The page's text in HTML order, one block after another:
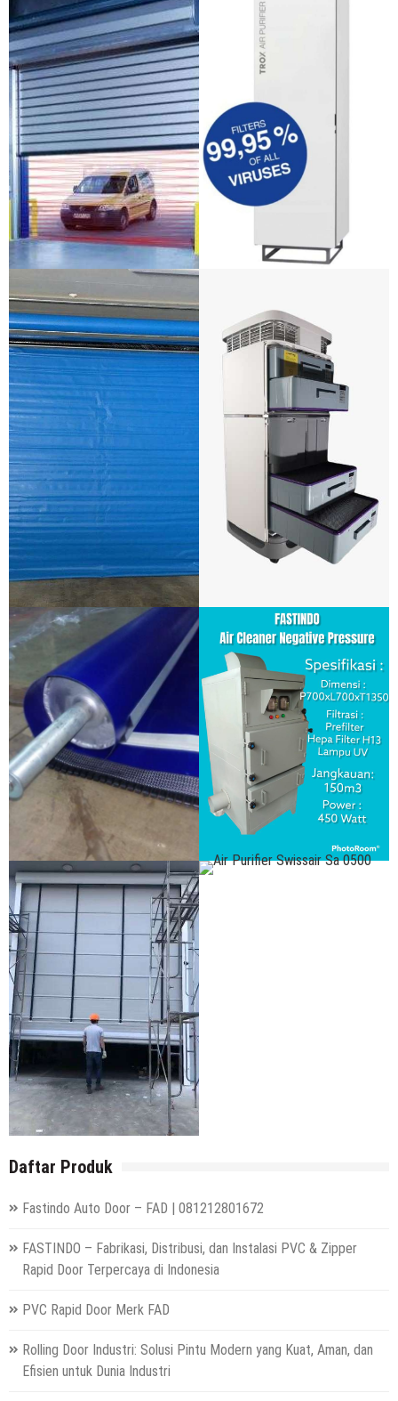
Daftar Produk
Fastindo Auto Door – FAD | 081212801672
FASTINDO – Fabrikasi, Distribusi, dan Instalasi PVC & Zipper
Rapid Door Terpercaya di Indonesia
PVC Rapid Door Merk FAD
Rolling Door Industri: Solusi Pintu Modern yang Kuat, Aman, dan
Efisien untuk Dunia Industri